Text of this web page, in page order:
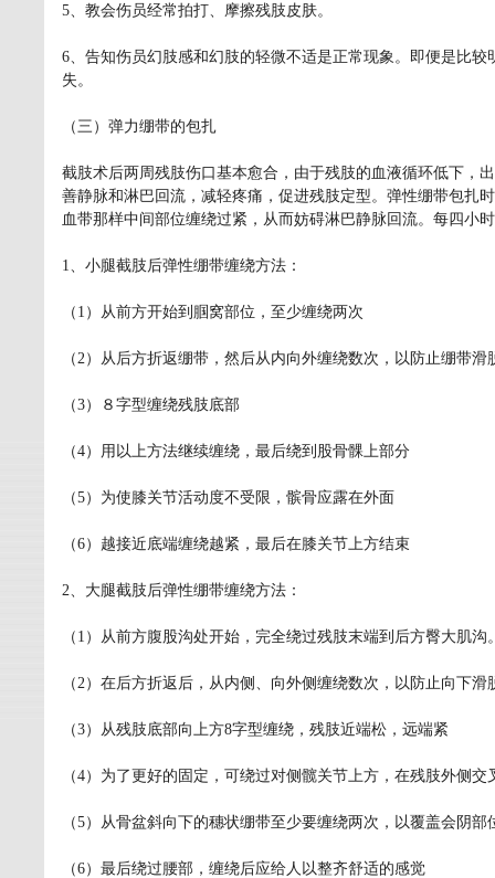
5、教会伤员经常拍打、摩擦残肢皮肤。
6、告知伤员幻肢感和幻肢的轻微不适是正常现象。即便是比
失。
（三）弹力绷带的包扎
截肢术后两周残肢伤口基本愈合，由于残肢的血液循环低下，
善静脉和淋巴回流，减轻疼痛，促进残肢定型。弹性绷带包扎
血带那样中间部位缠绕过紧，从而妨碍淋巴静脉回流。每四小
1、小腿截肢后弹性绷带缠绕方法：
（1）从前方开始到腘窝部位，至少缠绕两次
（2）从后方折返绷带，然后从内向外缠绕数次，以防止绷带滑
（3）８字型缠绕残肢底部
（4）用以上方法继续缠绕，最后绕到股骨髁上部分
（5）为使膝关节活动度不受限，髌骨应露在外面
（6）越接近底端缠绕越紧，最后在膝关节上方结束
2、大腿截肢后弹性绷带缠绕方法：
（1）从前方腹股沟处开始，完全绕过残肢末端到后方臀大肌沟
（2）在后方折返后，从内侧、向外侧缠绕数次，以防止向下滑
（3）从残肢底部向上方8字型缠绕，残肢近端松，远端紧
（4）为了更好的固定，可绕过对侧髋关节上方，在残肢外侧交
（5）从骨盆斜向下的穗状绷带至少要缠绕两次，以覆盖会阴部
（6）最后绕过腰部，缠绕后应给人以整齐舒适的感觉